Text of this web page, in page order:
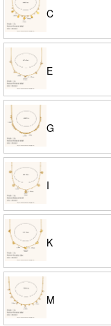
C
E
G
I
K
M